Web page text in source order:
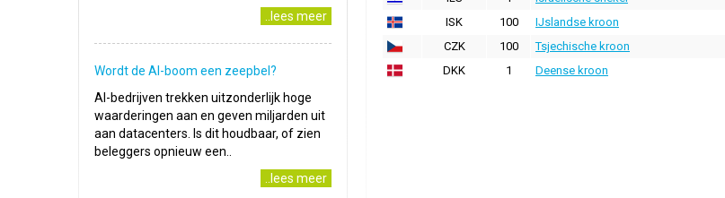
ISK
100 IJslandse kroon
CZK
100 Tsjechische kroon
DKK
1 Deense kroon
..lees meer
Wordt de AI-boom een zeepbel?
AI-bedrijven trekken uitzonderlijk hoge
waarderingen aan en geven miljarden uit
aan datacenters. Is dit houdbaar, of zien
beleggers opnieuw een..
..lees meer